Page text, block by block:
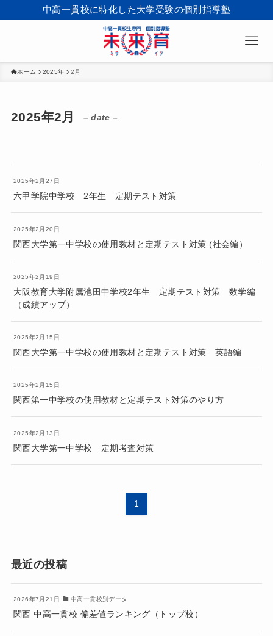
中高一貫校に特化した大学受験の個別指導塾
ホーム 2025年 2月
2025年2月 – date –
2025年2月27日
六甲学院中学校 2年生 定期テスト対策
2025年2月20日
関西大学第一中学校の使用教材と定期テスト対策 (社会編）
2025年2月19日
大阪教育大学附属池田中学校2年生 定期テスト対策 数学編
（成績アップ）
2025年2月15日
関西大学第一中学校の使用教材と定期テスト対策 英語編
2025年2月15日
関西第一中学校の使用教材と定期テスト対策のやり方
2025年2月13日
関西大学第一中学校 定期考査対策
1
最近の投稿
2026年7月21日 中高一貫校別データ
関西 中高一貫校 偏差値ランキング（トップ校）